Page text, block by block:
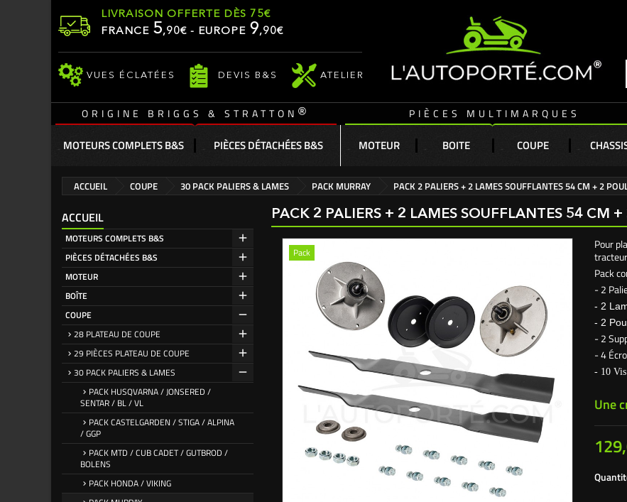
LIVRAISON OFFERTE DÈS 75€
FRANCE 5,90€ - EUROPE 9,90€
VUES ÉCLATÉES DEVIS B&S ATELIER
ORIGINE BRIGGS & STRATTON ® PIÈCES MULTIMARQUES
MOTEURS COMPLETS B&S PIÈCES DÉTACHÉES B&S MOTEUR BOITE COUPE
ACCUEIL COUPE 30 PACK PALIERS & LAMES PACK MURRAY PACK 2 PALIERS + 2 LAMES SOUFFLANTES 54 CM + 2
ACCUEIL
MOTEURS COMPLETS B&S
PIÈCES DÉTACHÉES B&S
MOTEUR
BOÎTE
COUPE
28 PLATEAU DE COUPE
29 PIÈCES PLATEAU DE COUPE
30 PACK PALIERS & LAMES
PACK HUSQVARNA / JONSERED /
SENTAR / BL / VL
PACK CASTELGARDEN / STIGA / ALPINA
/ GGP
PACK MTD / CUB CADET / GUTBROD /
BOLENS
PACK HONDA / VIKING
PACK 2 PALIERS + 2 LAMES SOUFFLANTES 54 CM
Pack
Pour
Pack
- 2
- 2
- 2
- 2
- 4
- 10 Vis
Une